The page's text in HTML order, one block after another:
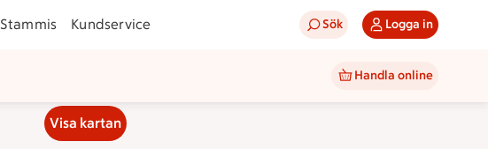
Stammis Kundservice Sök Logga in
Handla online
Visa kartan